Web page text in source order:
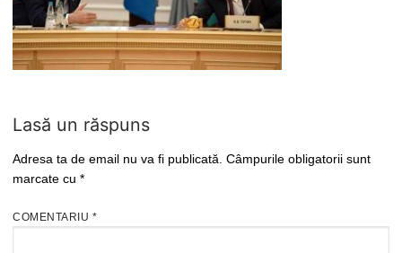
Lasă un răspuns
Adresa ta de email nu va fi publicată. Câmpurile obligatorii sunt
marcate cu *
COMENTARIU *